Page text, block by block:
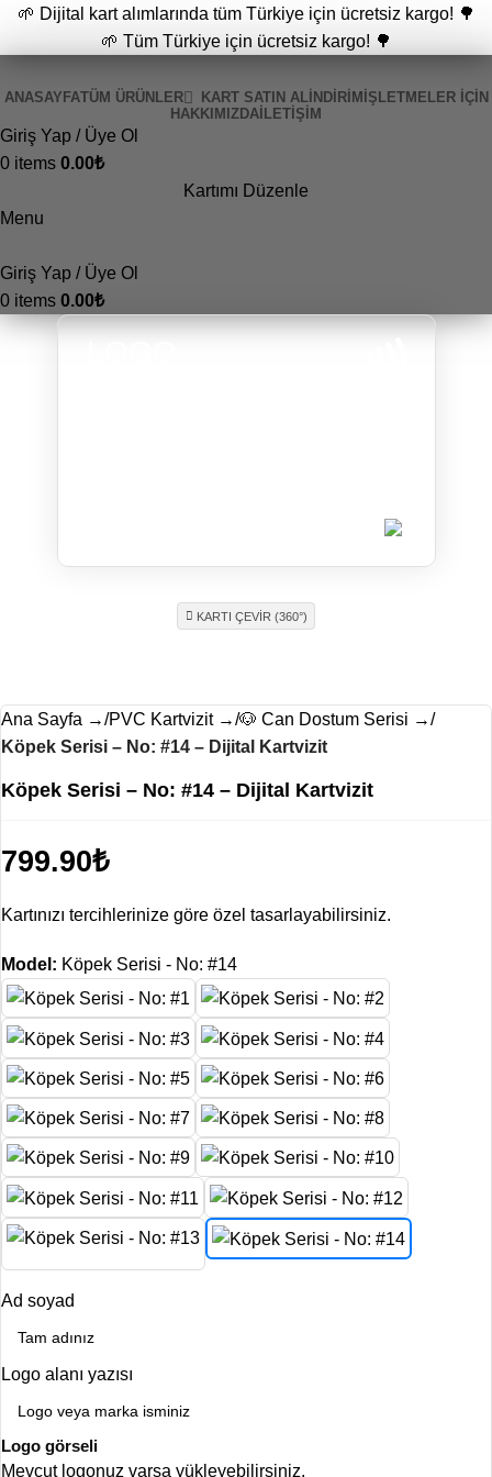
🌱 Dijital kart alımlarında tüm Türkiye için ücretsiz kargo! 🌳
🌱 Tüm Türkiye için ücretsiz kargo! 🌳
ANASAYFATÜM ÜRÜNLER KART SATIN ALİNDİRİM İŞLETMELER İÇIN
HAKKIMIZDA İLETIŞIM
Giriş Yap / Üye Ol
0 items 0.00₺
Kartımı Düzenle
Menu
Giriş Yap / Üye Ol
0 items 0.00₺
KARTI ÇEVİR (360°)
Ana Sayfa PVC Kartvizit
🐶 Can Dostum Serisi
Köpek Serisi – No: #14 – Dijital Kartvizit
Köpek Serisi – No: #14 – Dijital Kartvizit
799.90₺
Kartınızı tercihlerinize göre özel tasarlayabilirsiniz.
Model: Köpek Serisi - No: #14
Ad soyad
Logo alanı yazısı
Logo görseli
Mevcut logonuz varsa yükleyebilirsiniz.